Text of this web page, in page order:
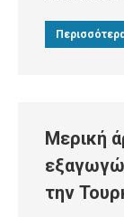
Μερική
την